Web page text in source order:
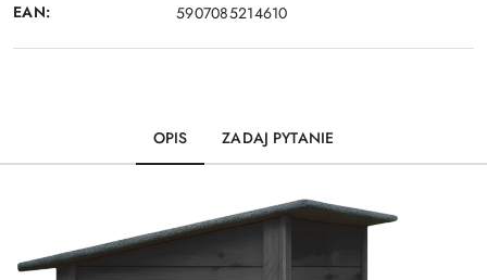
EAN: 5907085214610
OPIS ZADAJ PYTANIE